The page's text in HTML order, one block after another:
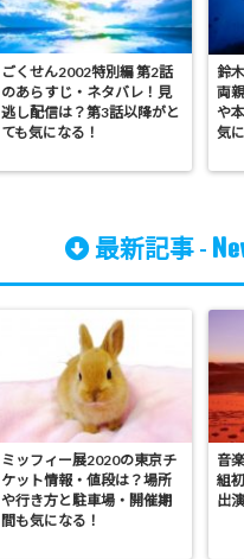
ごくせん2002特別編 第2話
のあらすじ・ネタバレ！見
逃し配信は？第3話以降がと
ても気になる！
鈴
両
や
気
最新記事 -
ミッフィー展2020の東京チ
ケット情報・値段は？場所
や行き方と駐車場・開催期
間も気になる！
音
組
出